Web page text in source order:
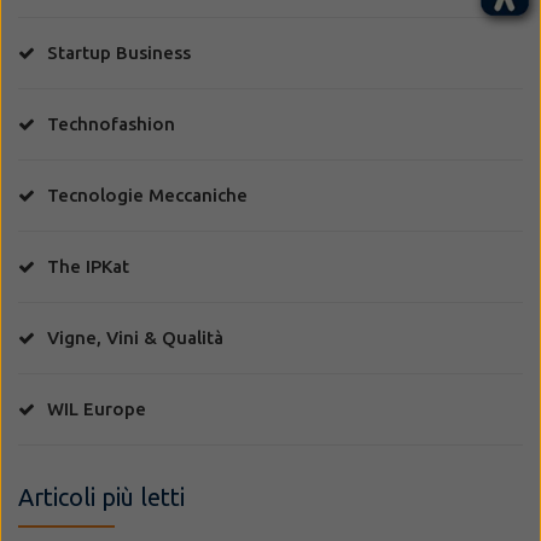
Startup Business
Technofashion
Tecnologie Meccaniche
The IPKat
Vigne, Vini & Qualità
WIL Europe
Articoli più letti